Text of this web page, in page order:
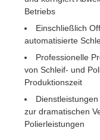
Betriebs
Einschließlich
automatisierte
Professionelle
von Schleif- und
Produktionszeit
zur dramatischen
Polierleistungen